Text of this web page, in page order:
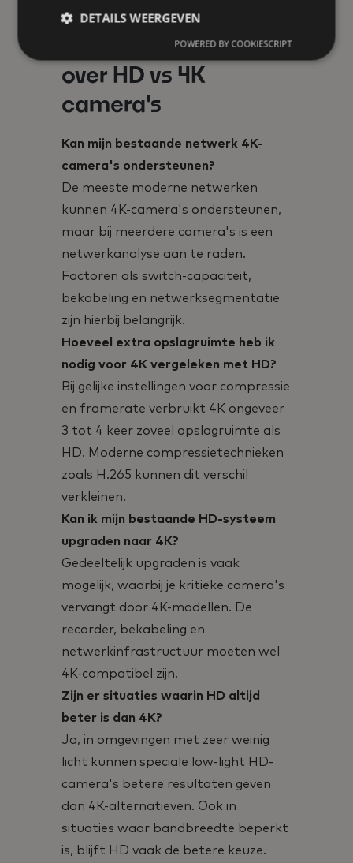
Veelgestelde vragen
over HD vs 4K
camera's
Kan mijn bestaande netwerk 4K-
camera's ondersteunen?
De meeste moderne netwerken
kunnen 4K-camera's ondersteunen,
maar bij meerdere camera's is een
netwerkanalyse aan te raden.
Factoren als switch-capaciteit,
bekabeling en netwerksegmentatie
zijn hierbij belangrijk.
Hoeveel extra opslagruimte heb ik
nodig voor 4K vergeleken met HD?
Bij gelijke instellingen voor compressie
en framerate verbruikt 4K ongeveer
3 tot 4 keer zoveel opslagruimte als
HD. Moderne compressietechnieken
zoals H.265 kunnen dit verschil
verkleinen.
Kan ik mijn bestaande HD-systeem
upgraden naar 4K?
Gedeeltelijk upgraden is vaak
mogelijk, waarbij je kritieke camera's
vervangt door 4K-modellen. De
recorder, bekabeling en
netwerkinfrastructuur moeten wel
4K-compatibel zijn.
Zijn er situaties waarin HD altijd
beter is dan 4K?
Ja, in omgevingen met zeer weinig
licht kunnen speciale low-light HD-
camera's betere resultaten geven
dan 4K-alternatieven. Ook in
situaties waar bandbreedte beperkt
is, blijft HD vaak de betere keuze.
DETAILS WEERGEVEN
POWERED BY COOKIESCRIPT